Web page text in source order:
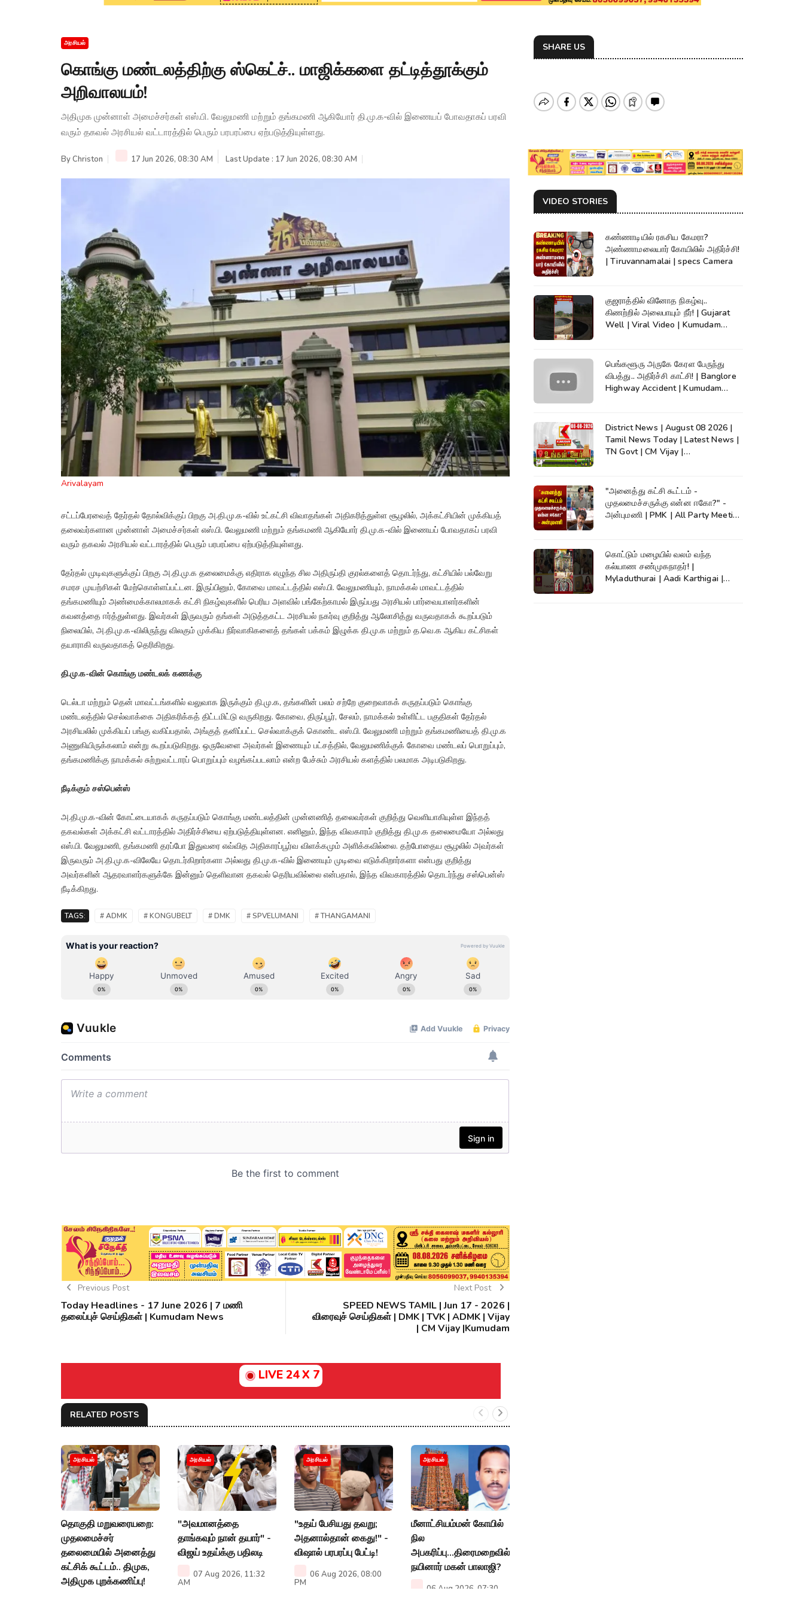
அரசியல்
கொங்கு மண்டலத்திற்கு ஸ்கெட்ச்.. மாஜிக்களை தட்டித்தூக்கும்
அறிவாலயம்!
அதிமுக முன்னாள் அமைச்சர்கள் எஸ்.பி. வேலுமணி மற்றும் தங்கமணி ஆகியோர் தி.மு.க-வில் இணையப் போவதாகப் பரவி
வரும் தகவல் அரசியல் வட்டாரத்தில் பெரும் பரபரப்பை ஏற்படுத்தியுள்ளது.
ByChriston 17 Jun 2026, 08:30 AM Last Update : 17 Jun 2026, 08:30 AM
Arivalayam
சட்டப்பேரவைத் தேர்தல் தோல்விக்குப் பிறகு அ.தி.மு.க-வில் உட்கட்சி விவாதங்கள் அதிகரித்துள்ள சூழலில், அக்கட்சியின் முக்கியத்
தலைவர்களான முன்னாள் அமைச்சர்கள் எஸ்.பி. வேலுமணி மற்றும் தங்கமணி ஆகியோர் தி.மு.க-வில் இணையப் போவதாகப் பரவி
வரும் தகவல் அரசியல் வட்டாரத்தில் பெரும் பரபரப்பை ஏற்படுத்தியுள்ளது.
தேர்தல் முடிவுகளுக்குப் பிறகு அ.தி.மு.க தலைமைக்கு எதிராக எழுந்த சில அதிருப்தி குரல்களைத் தொடர்ந்து, கட்சியில் பல்வேறு
சமரச முயற்சிகள் மேற்கொள்ளப்பட்டன. இருப்பினும், கோவை மாவட்டத்தில் எஸ்.பி. வேலுமணியும், நாமக்கல் மாவட்டத்தில்
தங்கமணியும் அண்மைக்காலமாகக் கட்சி நிகழ்வுகளில் பெரிய அளவில் பங்கேற்காமல் இருப்பது அரசியல் பார்வையாளர்களின்
கவனத்தை ஈர்த்துள்ளது. இவர்கள் இருவரும் தங்கள் அடுத்தகட்ட அரசியல் நகர்வு குறித்து ஆலோசித்து வருவதாகக் கூறப்படும்
நிலையில், அ.தி.மு.க-விலிருந்து விலகும் முக்கிய நிர்வாகிகளைத் தங்கள் பக்கம் இழுக்க தி.மு.க மற்றும் த.வெ.க ஆகிய கட்சிகள்
தயாராகி வருவதாகத் தெரிகிறது.
தி.மு.க-வின் கொங்கு மண்டலக் கணக்கு
டெல்டா மற்றும் தென் மாவட்டங்களில் வலுவாக இருக்கும் தி.மு.க, தங்களின் பலம் சற்றே குறைவாகக் கருதப்படும் கொங்கு
மண்டலத்தில் செல்வாக்கை அதிகரிக்கத் திட்டமிட்டு வருகிறது. கோவை, திருப்பூர், சேலம், நாமக்கல் உள்ளிட்ட பகுதிகள் தேர்தல்
அரசியலில் முக்கியப் பங்கு வகிப்பதால், அங்குத் தனிப்பட்ட செல்வாக்குக் கொண்ட எஸ்.பி. வேலுமணி மற்றும் தங்கமணியைத் தி.மு.க
அணுகியிருக்கலாம் என்று கூறப்படுகிறது. ஒருவேளை அவர்கள் இணையும் பட்சத்தில், வேலுமணிக்குக் கோவை மண்டலப் பொறுப்பும்,
தங்கமணிக்கு நாமக்கல் சுற்றுவட்டாரப் பொறுப்பும் வழங்கப்படலாம் என்ற பேச்சும் அரசியல் களத்தில் பலமாக அடிபடுகிறது.
நீடிக்கும் சஸ்பென்ஸ்
அ.தி.மு.க-வின் கோட்டையாகக் கருதப்படும் கொங்கு மண்டலத்தின் முன்னணித் தலைவர்கள் குறித்து வெளியாகியுள்ள இந்தத்
தகவல்கள் அக்கட்சி வட்டாரத்தில் அதிர்ச்சியை ஏற்படுத்தியுள்ளன. எனினும், இந்த விவகாரம் குறித்து தி.மு.க தலைமையோ அல்லது
எஸ்.பி. வேலுமணி, தங்கமணி தரப்போ இதுவரை எவ்வித அதிகாரப்பூர்வ விளக்கமும் அளிக்கவில்லை. தற்போதைய சூழலில் அவர்கள்
இருவரும் அ.தி.மு.க-விலேயே தொடர்கிறார்களா அல்லது தி.மு.க-வில் இணையும் முடிவை எடுக்கிறார்களா என்பது குறித்து
அவர்களின் ஆதரவாளர்களுக்கே இன்னும் தெளிவான தகவல் தெரியவில்லை என்பதால், இந்த விவகாரத்தில் தொடர்ந்து சஸ்பென்ஸ்
நீடிக்கிறது.
TAGS: # ADMK # KONGUBELT # DMK # SPVELUMANI # THANGAMANI
Previous Post
Today Headlines - 17 June 2026 | 7 மணி
தலைப்புச் செய்திகள் | Kumudam News
Next Post
SPEED NEWS TAMIL | Jun 17 - 2026 |
விரைவுச் செய்திகள் | DMK | TVK | ADMK | Vijay
| CM Vijay |Kumudam
LIVE 24 X 7
RELATED POSTS
அரசியல்
தொகுதி மறுவரையறை:
முதலமைச்சர்
தலைமையில் அனைத்து
கட்சிக் கூட்டம்.. திமுக,
அதிமுக புறக்கணிப்பு!
அரசியல்
"அவமானத்தை
தாங்கவும் நான் தயார்" -
விஜய் உதய்க்கு பதிலடி
07 Aug 2026, 11:32
AM
அரசியல்
"உதய் பேசியது தவறு;
அதனால்தான் கைது!" -
விஷால் பரபரப்பு பேட்டி!
06 Aug 2026, 08:00
PM
அரசியல்
மீனாட்சியம்மன் கோயில்
நில
அபகரிப்பு...திரைமறைவில்
நயினார் மகன் பாலாஜி?
06 Aug 2026, 07:30
SHARE US
VIDEO STORIES
கண்ணாடியில் ரகசிய கேமரா?
அண்ணாமலையார் கோயிலில் அதிர்ச்சி!
| Tiruvannamalai | specs Camera
குஜராத்தில் வினோத நிகழ்வு..
கிணற்றில் அலைபாயும் நீர்! | Gujarat
Well | Viral Video | Kumudam
பெங்களூரு அருகே கேரள பேருந்து
விபத்து.. அதிர்ச்சி காட்சி! | Banglore
Highway Accident | Kumudam
District News | August 08 2026 |
Tamil News Today | Latest News |
TN Govt | CM Vijay |
"அனைத்து கட்சி கூட்டம் -
முதலமைச்சருக்கு என்ன ஈகோ?" -
அன்புமணி | PMK | All Party Meeting
கொட்டும் மழையில் வலம் வந்த
கல்யாண சண்முகநாதர்! |
Myladuthurai | Aadi Karthigai |